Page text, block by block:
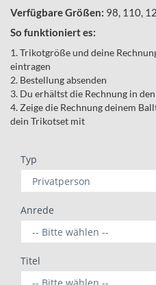
Verfügbare Größen: 98, 110,
So funktioniert es:
1. Trikotgröße und deine
eintragen
2. Bestellung absenden
3. Du erhältst die Rechnung in
4. Zeige die Rechnung deinem
dein Trikotset mit